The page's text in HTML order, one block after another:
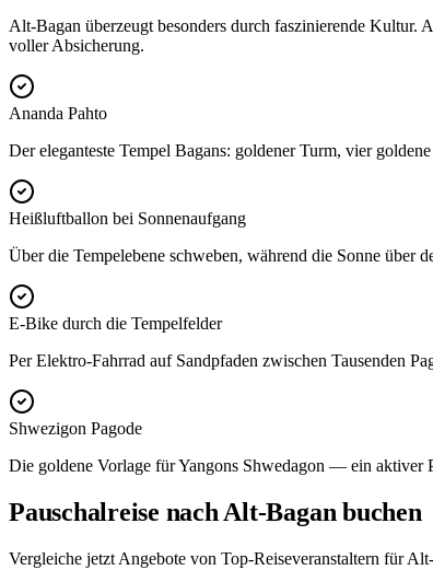
Alt-Bagan überzeugt besonders durch faszinierende Kultur.
voller Absicherung.
Ananda Pahto
Der eleganteste Tempel Bagans: goldener Turm, vier
Heißluftballon bei Sonnenaufgang
Über die Tempelebene schweben, während die Sonne über
E-Bike durch die Tempelfelder
Per Elektro-Fahrrad auf Sandpfaden zwischen Tausenden
Shwezigon Pagode
Die goldene Vorlage für Yangons Shwedagon — ein aktiver
Pauschalreise nach Alt-Bagan buchen
Vergleiche jetzt Angebote von Top-Reiseveranstaltern für